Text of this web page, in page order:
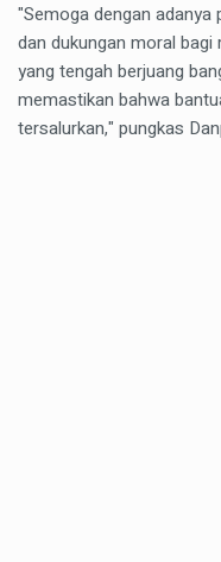
"Semoga dengan
dan dukungan moral
yang tengah berjuang
memastikan bahwa
tersalurkan," pungkas